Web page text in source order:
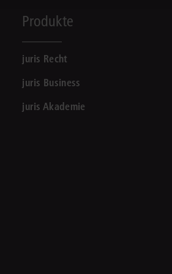
Produkte
juris Recht
juris Business
juris Akademie